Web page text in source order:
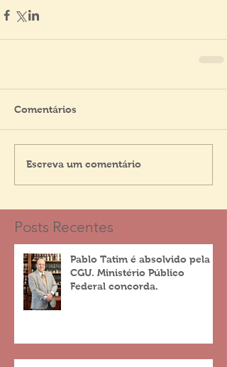
Comentários
Escreva um comentário
Posts Recentes
Pablo Tatim é absolvido pela
CGU. Ministério Público
Federal concorda.